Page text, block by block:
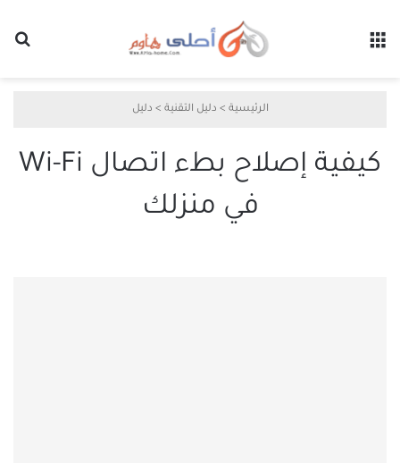
الرئيسية > دليل التقنية > دليل
كيفية إصلاح بطء اتصال Wi-Fi
في منزلك